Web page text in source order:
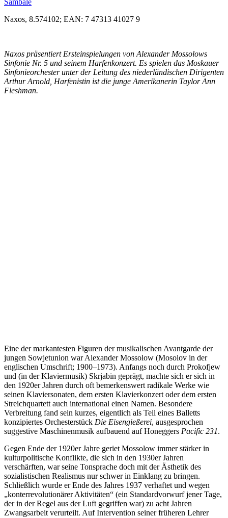
Sambale
Naxos, 8.574102; EAN: 7 47313 41027 9
Naxos präsentiert Ersteinspielungen von Alexander Mossolows
Sinfonie Nr. 5 und seinem Harfenkonzert. Es spielen das Moskauer
Sinfonieorchester unter der Leitung des niederländischen Dirigenten
Arthur Arnold, Harfenistin ist die junge Amerikanerin Taylor Ann
Fleshman.
Eine der markantesten Figuren der musikalischen Avantgarde der
jungen Sowjetunion war Alexander Mossolow (Mosolov in der
englischen Umschrift; 1900–1973). Anfangs noch durch Prokofjew
und (in der Klaviermusik) Skrjabin geprägt, machte sich er sich in
den 1920er Jahren durch oft bemerkenswert radikale Werke wie
seinen Klaviersonaten, dem ersten Klavierkonzert oder dem ersten
Streichquartett auch international einen Namen. Besondere
Verbreitung fand sein kurzes, eigentlich als Teil eines Balletts
konzipiertes Orchesterstück Die Eisengießerei, ausgesprochen
suggestive Maschinenmusik aufbauend auf Honeggers Pacific 231.
Gegen Ende der 1920er Jahre geriet Mossolow immer stärker in
kulturpolitische Konflikte, die sich in den 1930er Jahren
verschärften, war seine Tonsprache doch mit der Ästhetik des
sozialistischen Realismus nur schwer in Einklang zu bringen.
Schließlich wurde er Ende des Jahres 1937 verhaftet und wegen
„konterrevolutionärer Aktivitäten“ (ein Standardvorwurf jener Tage,
der in der Regel aus der Luft gegriffen war) zu acht Jahren
Zwangsarbeit verurteilt. Auf Intervention seiner früheren Lehrer